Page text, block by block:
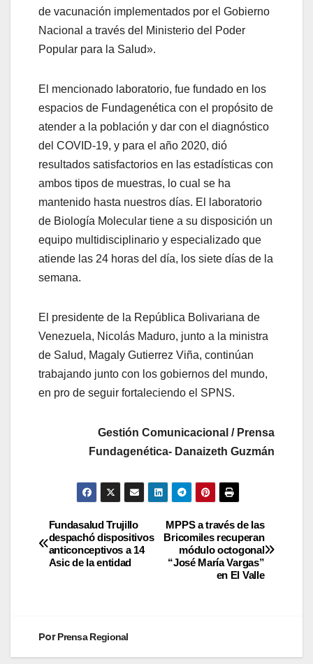
de vacunación implementados por el Gobierno
Nacional a través del Ministerio del Poder
Popular para la Salud».
El mencionado laboratorio, fue fundado en los
espacios de Fundagenética con el propósito de
atender a la población y dar con el diagnóstico
del COVID-19, y para el año 2020, dió
resultados satisfactorios en las estadísticas con
ambos tipos de muestras, lo cual se ha
mantenido hasta nuestros días. El laboratorio
de Biología Molecular tiene a su disposición un
equipo multidisciplinario y especializado que
atiende las 24 horas del día, los siete días de la
semana.
El presidente de la República Bolivariana de
Venezuela, Nicolás Maduro, junto a la ministra
de Salud, Magaly Gutierrez Viña, continúan
trabajando junto con los gobiernos del mundo,
en pro de seguir fortaleciendo el SPNS.
Gestión Comunicacional / Prensa
Fundagenética- Danaizeth Guzmán
MPPS a través de las
Bricomiles recuperan
módulo octogonal
“José María Vargas”
en El Valle
Fundasalud Trujillo
despachó dispositivos
anticonceptivos a 14
Asic de la entidad
PorPrensa Regional